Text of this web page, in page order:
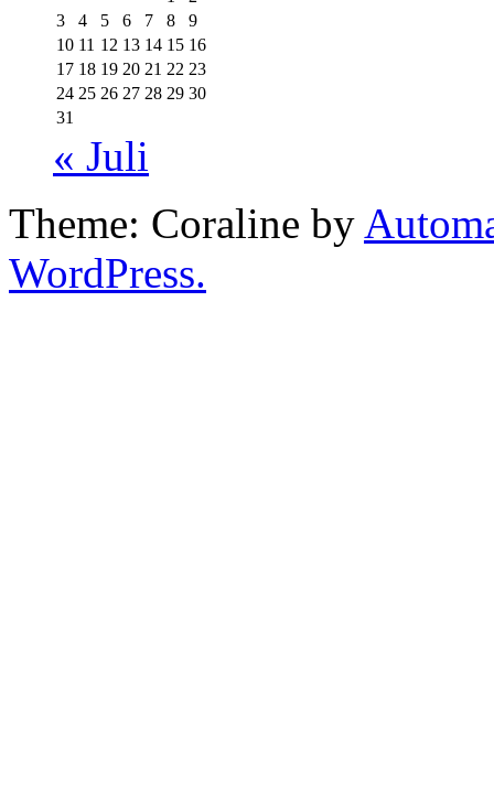
3
4 5 6 7 8
9
10 11 12 13 14 15 16
17 18 19 20 21 22 23
24 25 26 27 28 29 30
31
« Juli
Theme: Coraline by
WordPress.